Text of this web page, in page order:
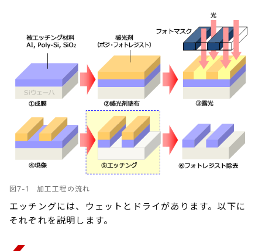
図7-1 加工工程の流れ
エッチングには、ウェットとドライがあります。以下に
それぞれを説明します。